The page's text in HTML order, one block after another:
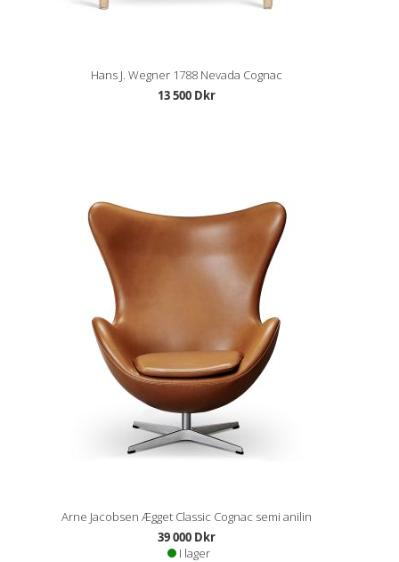
Hans J. Wegner 1788 Nevada Cognac
13 500 Dkr
Arne Jacobsen Ægget Classic Cognac semi anilin
39 000 Dkr
I lager